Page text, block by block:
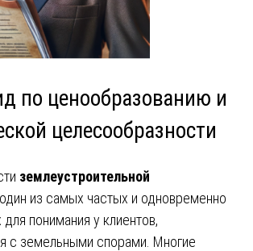
по ценообразованию и
целесообразности
землеустроительной
из самых частых и одновременно
понимания у клиентов,
с земельными спорами. Многие